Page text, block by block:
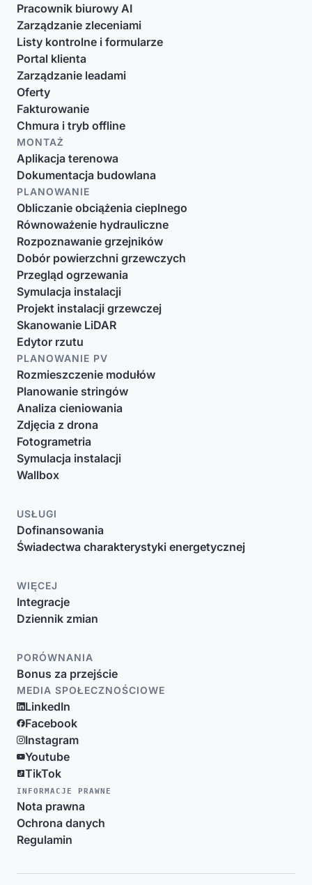
Pracownik biurowy AI
Zarządzanie zleceniami
Listy kontrolne i formularze
Portal klienta
Zarządzanie leadami
Oferty
Fakturowanie
Chmura i tryb offline
MONTAŻ
Aplikacja terenowa
Dokumentacja budowlana
PLANOWANIE
Obliczanie obciążenia cieplnego
Równoważenie hydrauliczne
Rozpoznawanie grzejników
Dobór powierzchni grzewczych
Przegląd ogrzewania
Symulacja instalacji
Projekt instalacji grzewczej
Skanowanie LiDAR
Edytor rzutu
PLANOWANIE PV
Rozmieszczenie modułów
Planowanie stringów
Analiza cieniowania
Zdjęcia z drona
Fotogrametria
Symulacja instalacji
Wallbox
USŁUGI
Dofinansowania
Świadectwa charakterystyki energetycznej
WIĘCEJ
Integracje
Dziennik zmian
PORÓWNANIA
Bonus za przejście
MEDIA SPOŁECZNOŚCIOWE
LinkedIn
Facebook
Instagram
Youtube
TikTok
INFORMACJE PRAWNE
Nota prawna
Ochrona danych
Regulamin